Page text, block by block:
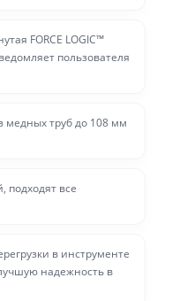
FORCE LOGIC™
пользователя
медных труб до 108 мм
подходят все
в инструменте
надежность в